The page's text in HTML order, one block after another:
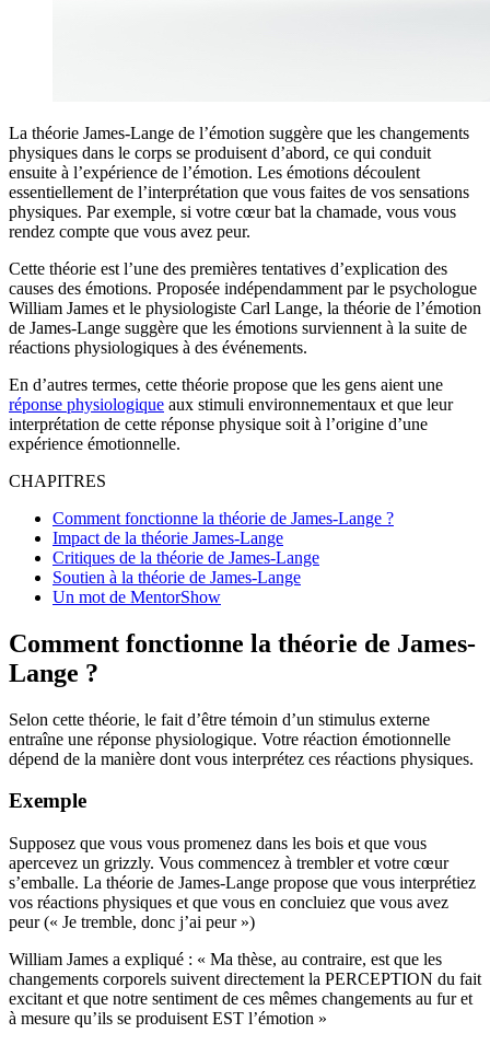
La théorie James-Lange de l’émotion suggère que les changements
physiques dans le corps se produisent d’abord, ce qui conduit
ensuite à l’expérience de l’émotion. Les émotions découlent
essentiellement de l’interprétation que vous faites de vos sensations
physiques. Par exemple, si votre cœur bat la chamade, vous vous
rendez compte que vous avez peur.
Cette théorie est l’une des premières tentatives d’explication des
causes des émotions. Proposée indépendamment par le psychologue
William James et le physiologiste Carl Lange, la théorie de l’émotion
de James-Lange suggère que les émotions surviennent à la suite de
réactions physiologiques à des événements.
En d’autres termes, cette théorie propose que les gens aient une
réponse physiologique aux stimuli environnementaux et que leur
interprétation de cette réponse physique soit à l’origine d’une
expérience émotionnelle.
CHAPITRES
Comment fonctionne la théorie de James-Lange ?
Impact de la théorie James-Lange
Critiques de la théorie de James-Lange
Soutien à la théorie de James-Lange
Un mot de MentorShow
Comment fonctionne la théorie de James-
Lange ?
Selon cette théorie, le fait d’être témoin d’un stimulus externe
entraîne une réponse physiologique. Votre réaction émotionnelle
dépend de la manière dont vous interprétez ces réactions physiques.
Exemple
Supposez que vous vous promenez dans les bois et que vous
apercevez un grizzly. Vous commencez à trembler et votre cœur
s’emballe. La théorie de James-Lange propose que vous interprétiez
vos réactions physiques et que vous en concluiez que vous avez
peur (« Je tremble, donc j’ai peur »)
William James a expliqué : « Ma thèse, au contraire, est que les
changements corporels suivent directement la PERCEPTION du fait
excitant et que notre sentiment de ces mêmes changements au fur et
à mesure qu’ils se produisent EST l’émotion »